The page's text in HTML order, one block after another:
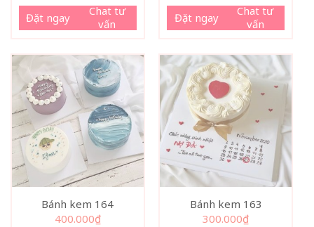
Đặt ngay
Chat tư
vấn
Đặt ngay
Chat tư
vấn
Bánh kem 164
400.000₫
Bánh kem 163
300.000₫